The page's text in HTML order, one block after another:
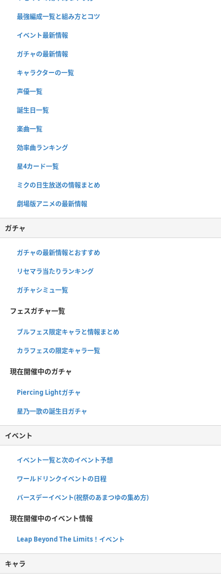
最強編成一覧と組み方とコツ
イベント最新情報
ガチャの最新情報
キャラクターの一覧
声優一覧
誕生日一覧
楽曲一覧
効率曲ランキング
星4カード一覧
ミクの日生放送の情報まとめ
劇場版アニメの最新情報
ガチャ
ガチャの最新情報とおすすめ
リセマラ当たりランキング
ガチャシミュ一覧
フェスガチャ一覧
ブルフェス限定キャラと情報まとめ
カラフェスの限定キャラ一覧
現在開催中のガチャ
Piercing Lightガチャ
星乃一歌の誕生日ガチャ
イベント
イベント一覧と次のイベント予想
ワールドリンクイベントの日程
バースデーイベント(祝祭のあまつゆの集め方)
現在開催中のイベント情報
Leap Beyond The Limits！イベント
キャラ